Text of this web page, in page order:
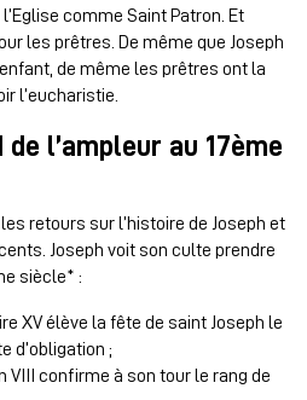
comme Saint Patron. Et
les prêtres. De même que Joseph
de même les prêtres ont la
l’eucharistie.
l’ampleur au 17ème
retours sur l’histoire de Joseph et
Joseph voit son culte prendre
siècle* :
XV élève la fête de saint Joseph le
d’obligation ;
VIII confirme à son tour le rang de